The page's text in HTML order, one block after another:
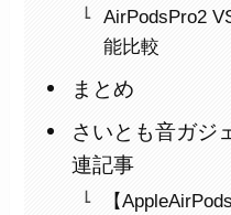
AirPodsPro2
能比較
まとめ
さいとも音ガジ
連記事
【